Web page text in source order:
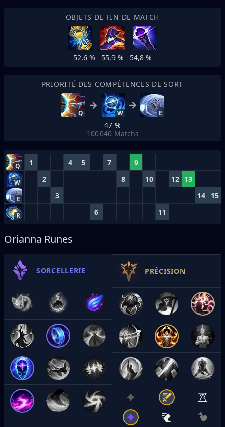
OBJETS DE FIN DE MATCH
52,6 % 55,9 % 54,8 %
PRIORITÉ DES COMPÉTENCES DE SORT
Q W E
47 %
100 040 Matchs
Q 1 4 5 7 9
W 2 8 10 12 13
E 3 14 15
R 6 11
Orianna Runes
SORCELLERIE PRÉCISION